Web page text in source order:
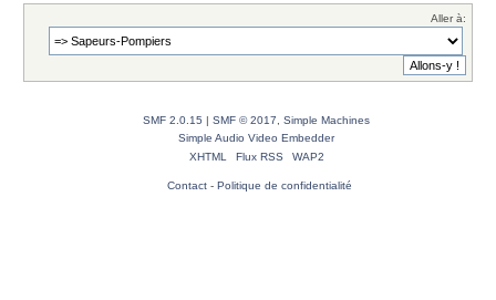
Aller à:
SMF 2.0.15 | SMF © 2017
Simple Machines
Simple Audio Video Embedder
XHTML
Flux RSS WAP2
Contact- Politique de confidentialité